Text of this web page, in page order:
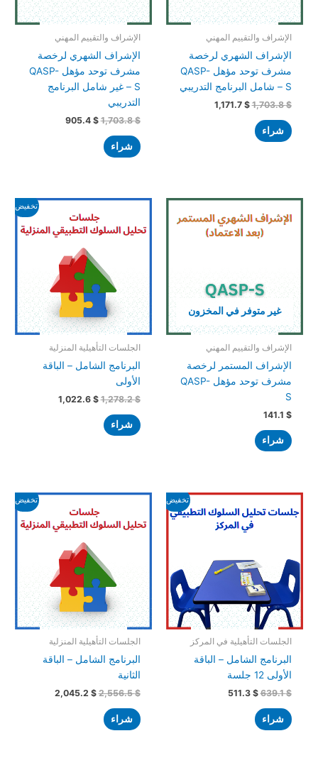
الإشراف والتقييم المهني
الإشراف الشهري لرخصة
مشرف توحد مؤهل QASP-
S – شامل البرنامج التدريبي
1,703.8$
1,171.7 $
شراء
الإشراف والتقييم المهني
الإشراف الشهري لرخصة
مشرف توحد مؤهل QASP-
S – غير شامل البرنامج
التدريبي
1,703.8$
905.4 $
شراء
غير متوفر في المخزون
الإشراف والتقييم المهني
الإشراف المستمر لرخصة
مشرف توحد مؤهل QASP-
S
141.1 $
شراء
تخفيض!
الجلسات التأهيلية المنزلية
البرنامج الشامل – الباقة
الأولى
1,278.2$
السعر
الأصلي
هو:
1,278.2 $.
1,022.6 $
السعر
الحالي
هو:
1,022.6 $.
شراء
تخفيض!
الجلسات التأهيلية في المركز
البرنامج الشامل – الباقة
الأولى 12 جلسة
639.1$
السعر
الأصلي
هو:
639.1 $.
511.3 $
السعر
الحالي
هو:
511.3 $.
شراء
تخفيض!
الجلسات التأهيلية المنزلية
البرنامج الشامل – الباقة
الثانية
2,556.5$
السعر
الأصلي
هو:
2,556.5 $.
2,045.2 $
السعر
الحالي
هو:
2,045.2 $.
شراء